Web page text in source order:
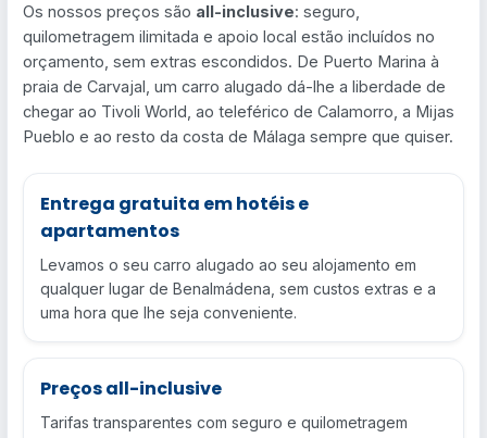
Os nossos preços são all-inclusive: seguro,
quilometragem ilimitada e apoio local estão incluídos no
orçamento, sem extras escondidos. De Puerto Marina à
praia de Carvajal, um carro alugado dá-lhe a liberdade de
chegar ao Tivoli World, ao teleférico de Calamorro, a Mijas
Pueblo e ao resto da costa de Málaga sempre que quiser.
Entrega gratuita em hotéis e
apartamentos
Levamos o seu carro alugado ao seu alojamento em
qualquer lugar de Benalmádena, sem custos extras e a
uma hora que lhe seja conveniente.
Preços all-inclusive
Tarifas transparentes com seguro e quilometragem